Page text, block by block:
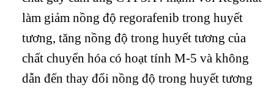
làm giảm nồng độ regorafenib trong huyết
tương, tăng nồng độ trong huyết tương của
chất chuyển hóa có hoạt tính M-5 và không
dẫn đến thay đổi nồng độ trong huyết tương